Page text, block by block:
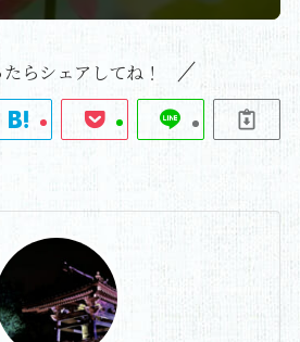
らシェアしてね！